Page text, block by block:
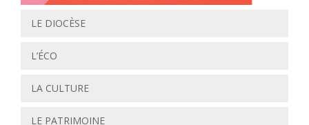
LE DIOCÈSE
L’ÉCO
LA CULTURE
LE PATRIMOINE